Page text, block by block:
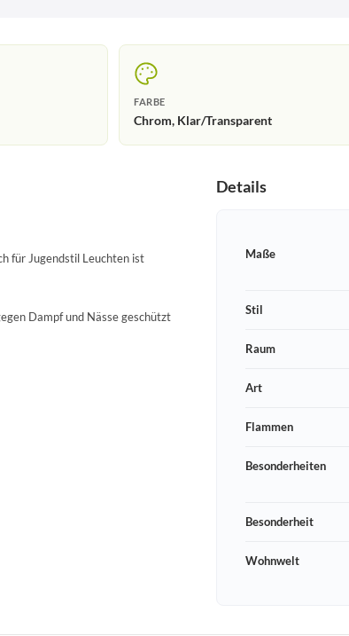
FARBE
Chrom, Klar/Transparent
für Jugendstil Leuchten ist
Dampf und Nässe geschützt
Details
Maße
Stil
Raum
Art
Flammen
Besonderheiten
Besonderheit
Wohnwelt